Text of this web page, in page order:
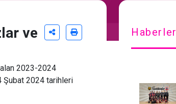
ve
2023-2024
Şubat 2024 tarihleri
Haberler